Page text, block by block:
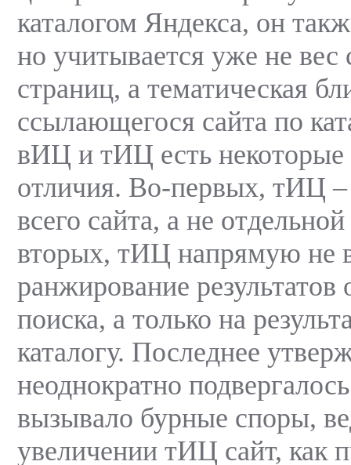
каталогом Яндекса, он
но учитывается уже не
страниц, а тематическая
ссылающегося сайта по
вИЦ и тИЦ есть
отличия. Во-первых, тИЦ –
всего сайта, а не
вторых, тИЦ напрямую не
ранжирование результатов
поиска, а только на
каталогу. Последнее
неоднократно
вызывало бурные споры,
увеличении тИЦ сайт, как